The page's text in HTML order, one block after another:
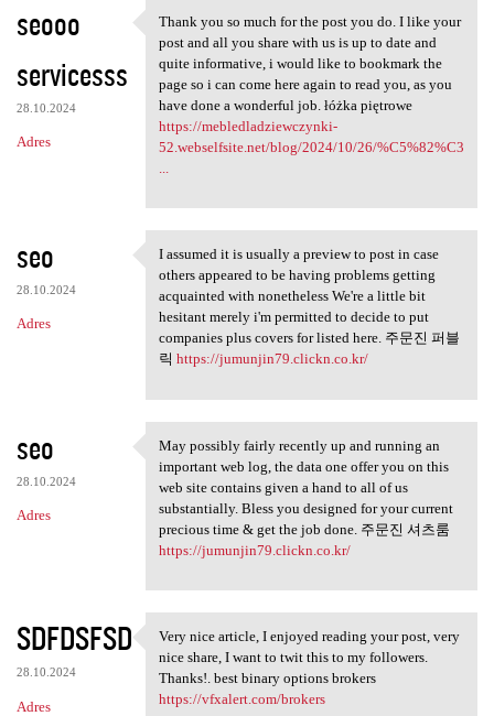
seooo
servicesss
28.10.2024
Adres
Thank you so much for the
Thank you so much for the post you do. I like your
post and all you share with us is up to date and
quite informative, i would like to bookmark the
page so i can come here again to read you, as you
have done a wonderful job. łóżka piętrowe
https://mebledladziewczynki-
52.webselfsite.net/blog/2024/10/26/%C5%82%C3
seo
28.10.2024
Adres
I assumed it is usually a
I assumed it is usually a preview to post in case
others appeared to be having problems getting
acquainted with nonetheless We're a little bit
hesitant merely i'm permitted to decide to put
companies plus covers for listed here. 주문진 퍼블
릭 https://jumunjin79.clickn.co.kr/
seo
28.10.2024
Adres
May possibly fairly recently
May possibly fairly recently up and running an
important web log, the data one offer you on this
web site contains given a hand to all of us
substantially. Bless you designed for your current
precious time & get the job done. 주문진 셔츠룸
https://jumunjin79.clickn.co.kr/
SDFDSFSD
28.10.2024
Adres
Very nice article, I enjoyed
Very nice article, I enjoyed reading your post, very
nice share, I want to twit this to my followers.
Thanks!. best binary options brokers
https://vfxalert.com/brokers